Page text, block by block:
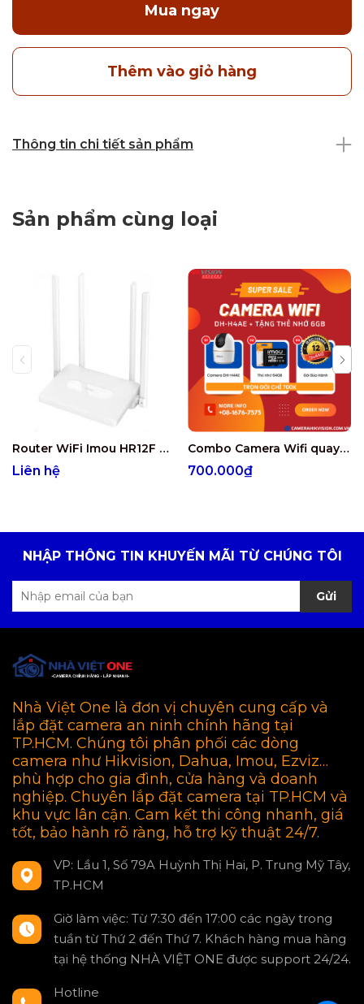
Mua ngay
Thêm vào giỏ hàng
Thông tin chi tiết sản phẩm
Sản phẩm cùng loại
Router WiFi Imou HR12F AC1200 – WiFi 5 Tốc Độ Cao
Liên hệ
Combo Camera Wifi quay quét trong nhà Hero A1 4MP DAHUA DH-H4AE + Thẻ Nhớ IMOU 64GB
700.000₫
NHẬP THÔNG TIN KHUYẾN MÃI TỪ CHÚNG TÔI
Gửi
Nhà Việt One là đơn vị chuyên cung cấp và
lắp đặt camera an ninh chính hãng tại
TP.HCM. Chúng tôi phân phối các dòng
camera như Hikvision, Dahua, Imou, Ezviz…
phù hợp cho gia đình, cửa hàng và doanh
nghiệp. Chuyên lắp đặt camera tại TP.HCM và
khu vực lân cận. Cam kết thi công nhanh, giá
tốt, bảo hành rõ ràng, hỗ trợ kỹ thuật 24/7.
VP: Lầu 1, Số 79A Huỳnh Thị Hai, P. Trung Mỹ Tây,
TP.HCM
Giờ làm việc: Từ 7:30 đến 17:00 các ngày trong
tuần từ Thứ 2 đến Thứ 7. Khách hàng mua hàng
tại hệ thống NHÀ VIỆT ONE được support 24/24.
Hotline